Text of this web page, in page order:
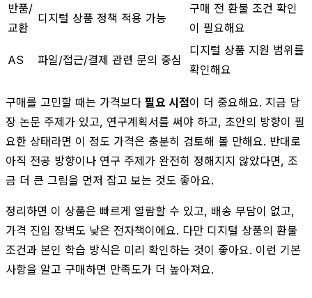
반품/
교환
디지털 상품 정책 적용 가능
구매 전 환불 조건 확인
이 필요해요
AS 파일/접근/결제 관련 문의 중심
디지털 상품 지원 범위를
확인해요
구매를 고민할 때는 가격보다 필요 시점이 더 중요해요. 지금 당
장 논문 주제가 있고, 연구계획서를 써야 하고, 초안의 방향이 필
요한 상태라면 이 정도 가격은 충분히 검토해 볼 만해요. 반대로
아직 전공 방향이나 연구 주제가 완전히 정해지지 않았다면, 조
금 더 큰 그림을 먼저 잡고 보는 것도 좋아요.
정리하면 이 상품은 빠르게 열람할 수 있고, 배송 부담이 없고,
가격 진입 장벽도 낮은 전자책이에요. 다만 디지털 상품의 환불
조건과 본인 학습 방식은 미리 확인하는 것이 좋아요. 이런 기본
사항을 알고 구매하면 만족도가 더 높아져요.